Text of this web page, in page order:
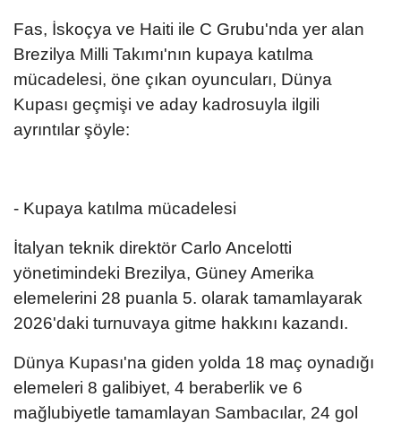
Fas, İskoçya ve Haiti ile C Grubu'nda yer alan
Brezilya Milli Takımı'nın kupaya katılma
mücadelesi, öne çıkan oyuncuları, Dünya
Kupası geçmişi ve aday kadrosuyla ilgili
ayrıntılar şöyle:
- Kupaya katılma mücadelesi
İtalyan teknik direktör Carlo Ancelotti
yönetimindeki Brezilya, Güney Amerika
elemelerini 28 puanla 5. olarak tamamlayarak
2026'daki turnuvaya gitme hakkını kazandı.
Dünya Kupası'na giden yolda 18 maç oynadığı
elemeleri 8 galibiyet, 4 beraberlik ve 6
mağlubiyetle tamamlayan Sambacılar, 24 gol